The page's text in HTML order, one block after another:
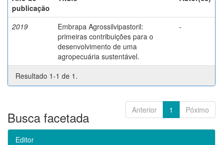
publicação
2019
Embrapa Agrossilvipastoril:
primeiras contribuições para o
desenvolvimento de uma
agropecuária sustentável.
-
Resultado 1-1 de 1.
Anterior 1 Póximo
Busca facetada
Editor